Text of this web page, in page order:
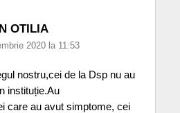
OTILIA
2020 la 11:53
nostru,cei de la Dsp nu au
instituție.Au
care au avut simptome, cei